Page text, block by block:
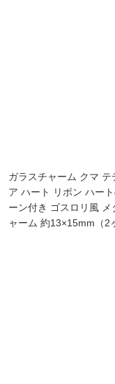
ガラスチャーム クマ テ
ア ハート リボン ハー
ーン付き ゴスロリ風 メ
ャーム 約13×15mm（2